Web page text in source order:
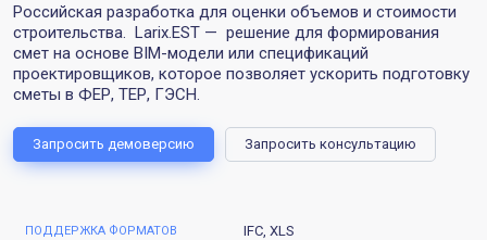
Российская разработка для оценки объемов и стоимости
строительства. Larix.EST — решение для формирования
смет на основе BIM-модели или спецификаций
проектировщиков, которое позволяет ускорить подготовку
сметы в ФЕР, ТЕР, ГЭСН.
Запросить демоверсию Запросить консультацию
ПОДДЕРЖКА ФОРМАТОВ IFC, XLS